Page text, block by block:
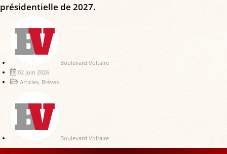
présidentielle de 2027.
Boulevard Voltaire
02 juin 2026
Articles Brèves
Boulevard Voltaire